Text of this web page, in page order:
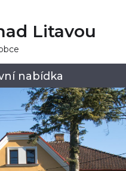
Litavou
nabídka